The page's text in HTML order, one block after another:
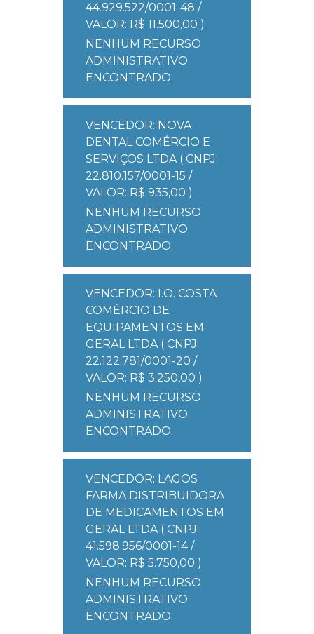
44.929.522/0001-48 /
VALOR: R$ 11.500,00 )
NENHUM RECURSO
ADMINISTRATIVO
ENCONTRADO.
VENCEDOR: NOVA
DENTAL COMÉRCIO E
SERVIÇOS LTDA ( CNPJ:
22.810.157/0001-15 /
VALOR: R$ 935,00 )
NENHUM RECURSO
ADMINISTRATIVO
ENCONTRADO.
VENCEDOR: I.O. COSTA
COMÉRCIO DE
EQUIPAMENTOS EM
GERAL LTDA ( CNPJ:
22.122.781/0001-20 /
VALOR: R$ 3.250,00 )
NENHUM RECURSO
ADMINISTRATIVO
ENCONTRADO.
VENCEDOR: LAGOS
FARMA DISTRIBUIDORA
DE MEDICAMENTOS EM
GERAL LTDA ( CNPJ:
41.598.956/0001-14 /
VALOR: R$ 5.750,00 )
NENHUM RECURSO
ADMINISTRATIVO
ENCONTRADO.